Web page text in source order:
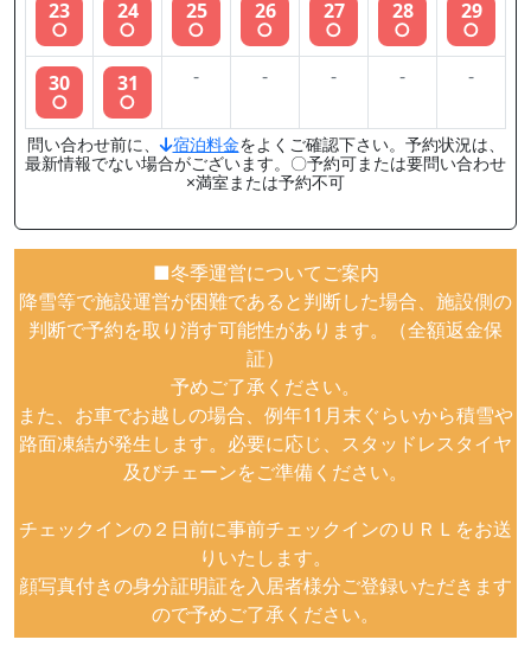
23
○
24
○
25
○
26
○
27
○
28
○
29
○
30
○
31
○
- - - - -
問い合わせ前に、 宿泊料金をよくご確認下さい。予約状況は、
最新情報でない場合がございます。〇予約可または要問い合わせ
×満室または予約不可
■冬季運営についてご案内
降雪等で施設運営が困難であると判断した場合、施設側の
判断で予約を取り消す可能性があります。（全額返金保
証）
予めご了承ください。
また、お車でお越しの場合、例年11月末ぐらいから積雪や
路面凍結が発生します。必要に応じ、スタッドレスタイヤ
及びチェーンをご準備ください。
チェックインの２日前に事前チェックインのＵＲＬをお送
りいたします。
顔写真付きの身分証明証を入居者様分ご登録いただきます
ので予めご了承ください。